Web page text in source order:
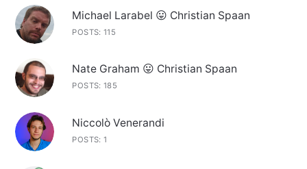
Michael Larabel 😛 Christian Spaan
POSTS: 115
Nate Graham 😛 Christian Spaan
POSTS: 185
Niccolò Venerandi
POSTS: 1